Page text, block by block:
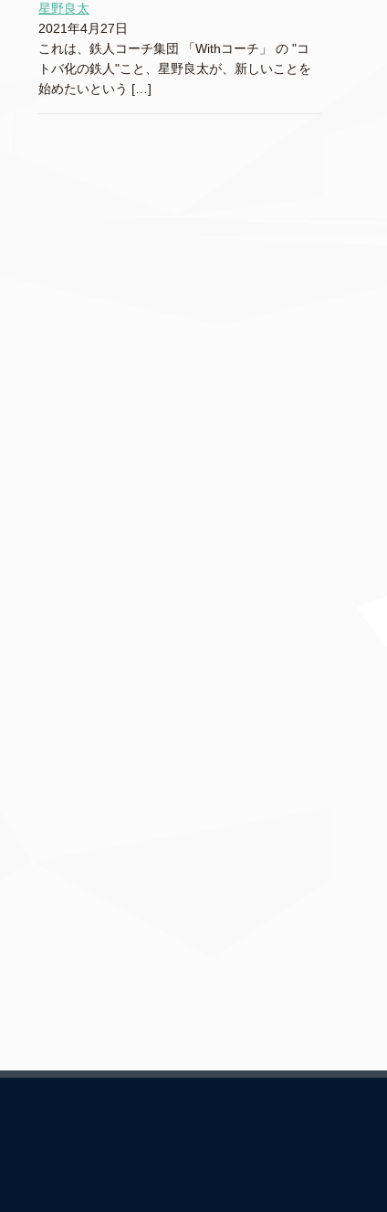
星野良太
2021年4月27日
これは、鉄人コーチ集団 「Withコーチ」 の "コ
トバ化の鉄人"こと、星野良太が、新しいことを
始めたいという […]